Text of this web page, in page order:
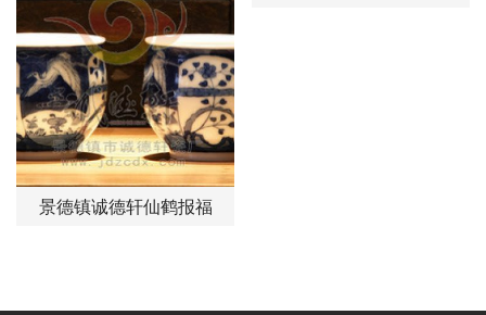
景德镇诚德轩仙鹤报福